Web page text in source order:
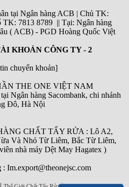
tại Ngân hàng ACB | Chủ TK:
TK: 7813 8789 || Tại: Ngân hàng
( ACB) - PGD Hoàng Quốc Việt
KHOẢN CÔNG TY - 2
chuyển khoản]
THE ONE VIỆT NAM
Ngân hàng Sacombank, chi nhánh
Đô, Hà Nội
CHẤT TẨY RỬA : Lô A2,
Và Nhỏ Từ Liêm, Bắc Từ Liêm,
nhà máy Dệt May Hagatex )
: Im.export@theonejsc.com